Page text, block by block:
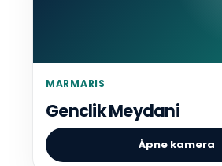
MARMARIS
Genclik Meydani
Åpne kamera